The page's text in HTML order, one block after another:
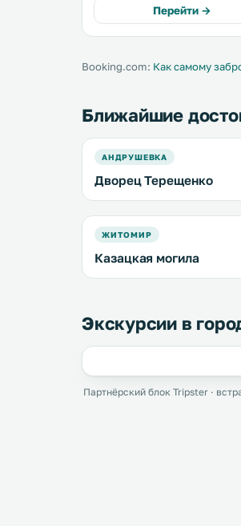
номера с кондиционерами,
бесплатная частная
бар. Все номера располагают
телевизором с плоским
Перейти →
Booking.com: Как самому
Ближайшие
АНДРУШЕВКА
Дворец Терещенко
ЖИТОМИР
Казацкая могила
Экскурсии в
Партнёрский блок Tripster ·